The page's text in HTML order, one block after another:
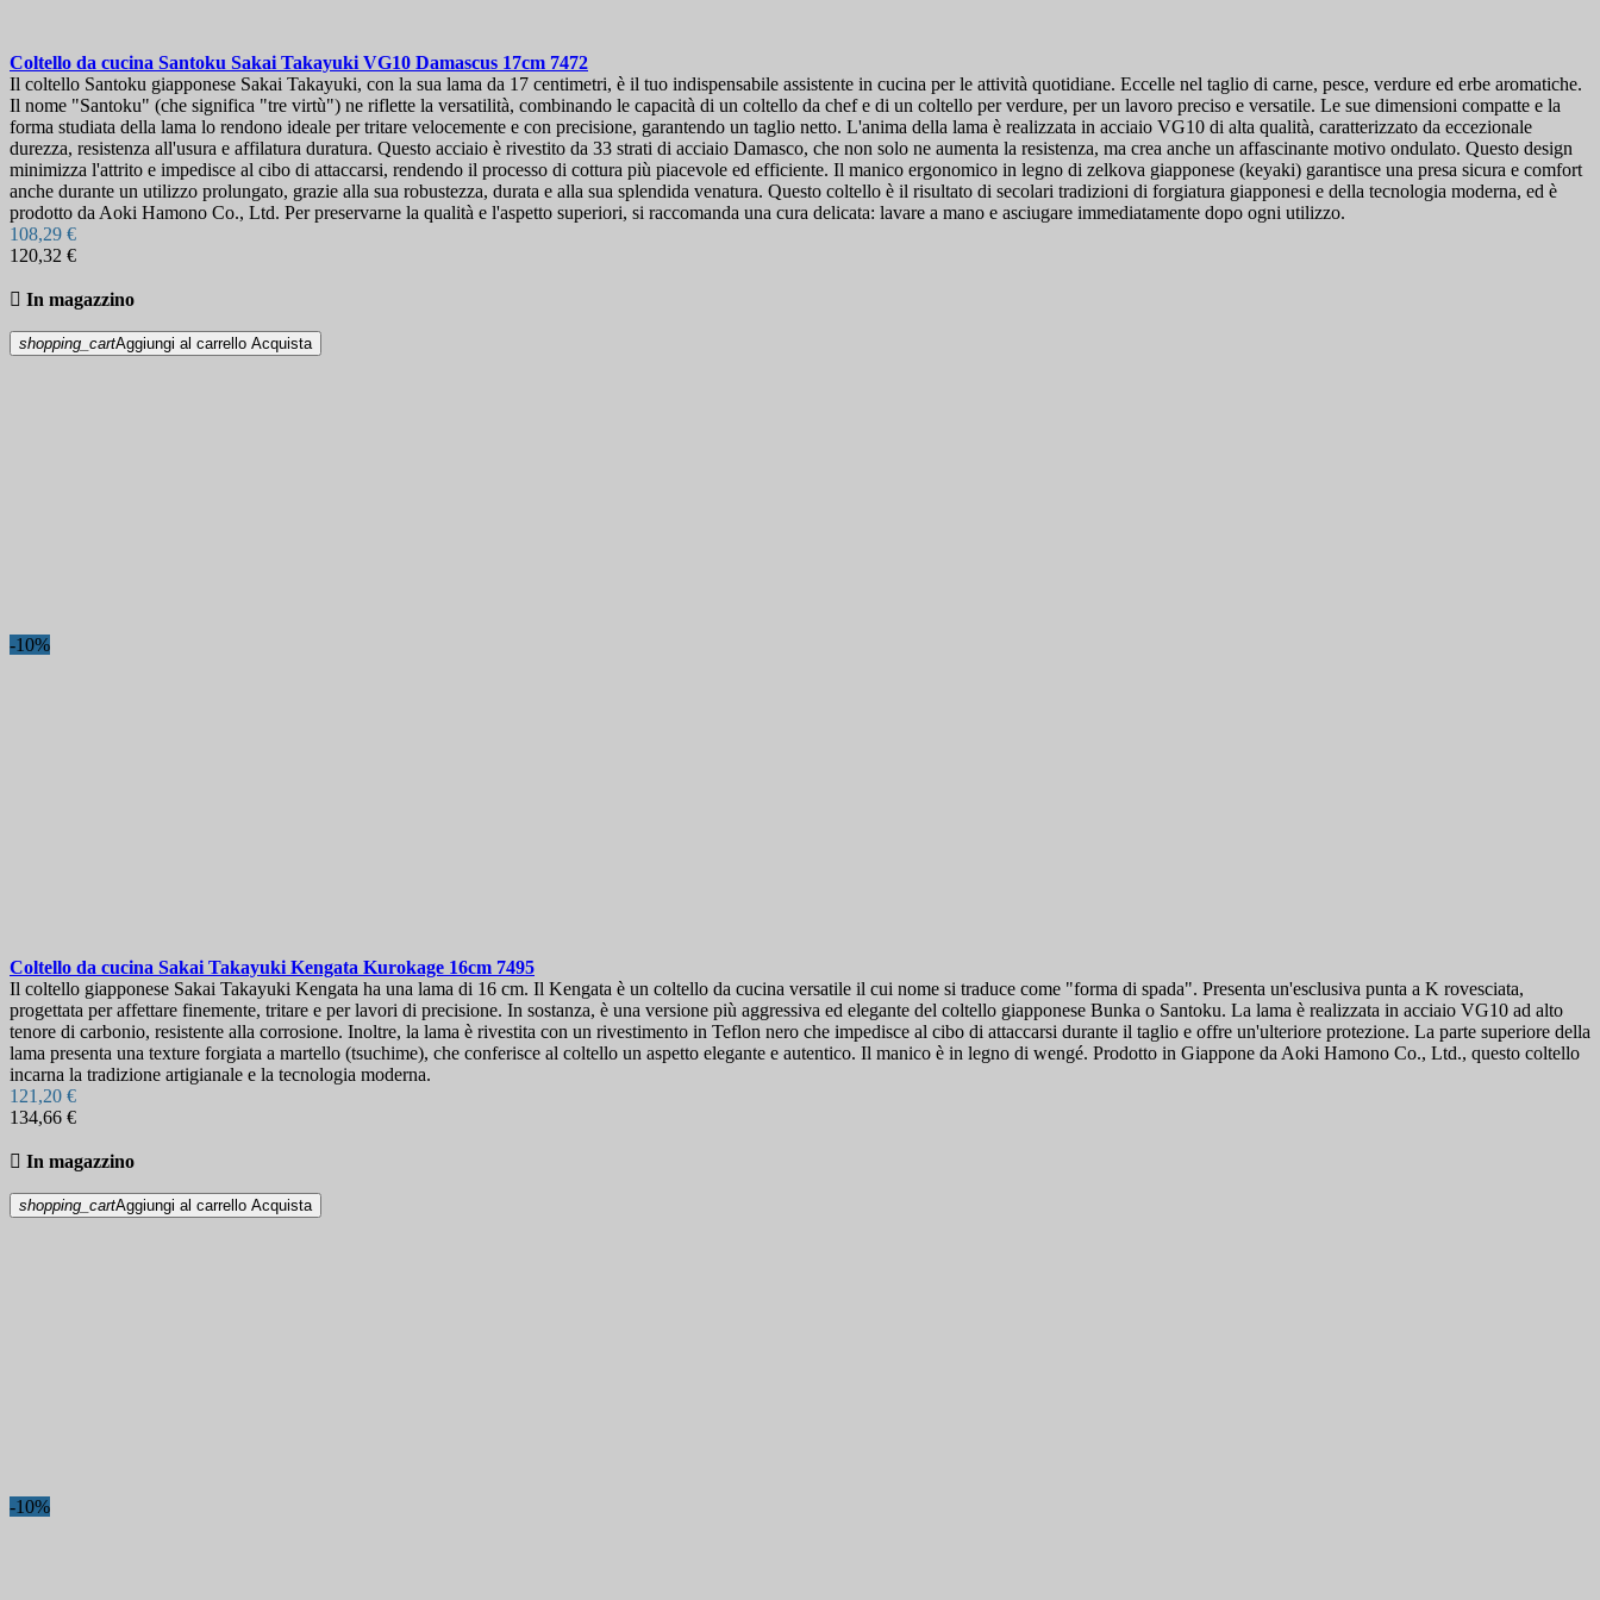
Coltello da cucina Santoku Sakai Takayuki VG10 Damascus 17cm 7472
Il coltello Santoku giapponese Sakai Takayuki, con la sua lama da 17 centimetri, è il tuo indispensabile assistente in cucina per le attività quotidiane. Eccelle nel taglio di carne, pesce, verdure ed erbe aromatiche.
Il nome "Santoku" (che significa "tre virtù") ne riflette la versatilità, combinando le capacità di un coltello da chef e di un coltello per verdure, per un lavoro preciso e versatile. Le sue dimensioni compatte e la
forma studiata della lama lo rendono ideale per tritare velocemente e con precisione, garantendo un taglio netto. L'anima della lama è realizzata in acciaio VG10 di alta qualità, caratterizzato da eccezionale
durezza, resistenza all'usura e affilatura duratura. Questo acciaio è rivestito da 33 strati di acciaio Damasco, che non solo ne aumenta la resistenza, ma crea anche un affascinante motivo ondulato. Questo design
minimizza l'attrito e impedisce al cibo di attaccarsi, rendendo il processo di cottura più piacevole ed efficiente. Il manico ergonomico in legno di zelkova giapponese (keyaki) garantisce una presa sicura e comfort
anche durante un utilizzo prolungato, grazie alla sua robustezza, durata e alla sua splendida venatura. Questo coltello è il risultato di secolari tradizioni di forgiatura giapponesi e della tecnologia moderna, ed è
prodotto da Aoki Hamono Co., Ltd. Per preservarne la qualità e l'aspetto superiori, si raccomanda una cura delicata: lavare a mano e asciugare immediatamente dopo ogni utilizzo.
108,29 €
120,32 €
 In magazzino
shopping_cartAggiungi al carrello Acquista
-10%
Coltello da cucina Sakai Takayuki Kengata Kurokage 16cm 7495
Il coltello giapponese Sakai Takayuki Kengata ha una lama di 16 cm. Il Kengata è un coltello da cucina versatile il cui nome si traduce come "forma di spada". Presenta un'esclusiva punta a K rovesciata,
progettata per affettare finemente, tritare e per lavori di precisione. In sostanza, è una versione più aggressiva ed elegante del coltello giapponese Bunka o Santoku. La lama è realizzata in acciaio VG10 ad alto
tenore di carbonio, resistente alla corrosione. Inoltre, la lama è rivestita con un rivestimento in Teflon nero che impedisce al cibo di attaccarsi durante il taglio e offre un'ulteriore protezione. La parte superiore della
lama presenta una texture forgiata a martello (tsuchime), che conferisce al coltello un aspetto elegante e autentico. Il manico è in legno di wengé. Prodotto in Giappone da Aoki Hamono Co., Ltd., questo coltello
incarna la tradizione artigianale e la tecnologia moderna.
121,20 €
134,66 €
 In magazzino
shopping_cartAggiungi al carrello Acquista
-10%